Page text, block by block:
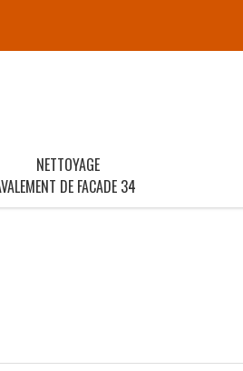
NETTOYAGE
DE FACADE 34